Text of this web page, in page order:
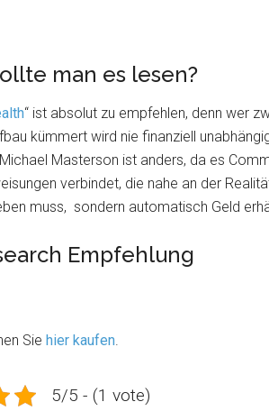
man es lesen?
“ ist absolut zu empfehlen, denn wer
kümmert wird nie finanziell
Masterson ist anders, da es
verbindet, die nahe an der
muss, sondern automatisch Geld
Empfehlung
Sie hier kaufen.
5/5 - (1 vote)